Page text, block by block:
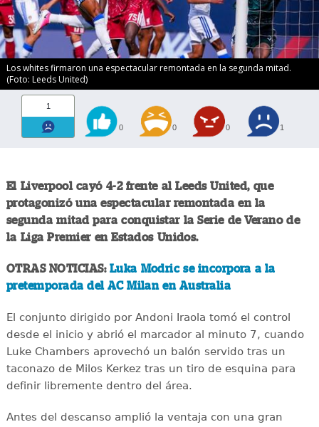
Los whites firmaron una espectacular remontada en la segunda mitad.
(Foto: Leeds United)
1
0 0 0 1
El Liverpool cayó 4-2 frente al Leeds United, que
protagonizó una espectacular remontada en la
segunda mitad para conquistar la Serie de Verano de
la Liga Premier en Estados Unidos.
OTRAS NOTICIAS: Luka Modric se incorpora a la
pretemporada del AC Milan en Australia
El conjunto dirigido por Andoni Iraola tomó el control
desde el inicio y abrió el marcador al minuto 7, cuando
Luke Chambers aprovechó un balón servido tras un
taconazo de Milos Kerkez tras un tiro de esquina para
definir libremente dentro del área.
Antes del descanso amplió la ventaja con una gran